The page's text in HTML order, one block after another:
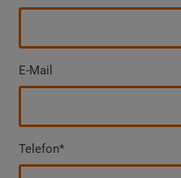
E-Mail
Telefon*